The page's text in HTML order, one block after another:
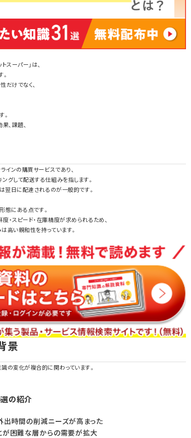
スーパー」は、
だけでなく、
。
、課題、
インの購買サービスであり、
グして配送する仕組みを指します。
翌日に配達されるのが一般的です。
態にある点です。
スピード・在庫精度が求められるため、
高い親和性を持っています。
景
の変化が複合的に関わっています。
の紹介
時間の削減ニーズが高まった
が困難な層からの需要が拡大